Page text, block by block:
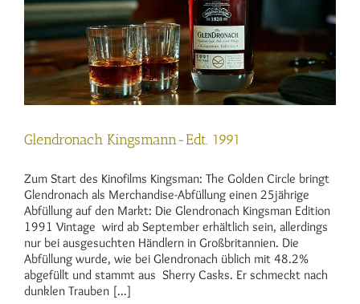
Glendronach Kingsmann-Edt. 1991
Zum Start des Kinofilms Kingsman: The Golden Circle bringt
Glendronach als Merchandise-Abfüllung einen 25jährige
Abfüllung auf den Markt: Die Glendronach Kingsman Edition
1991 Vintage wird ab September erhältlich sein, allerdings
nur bei ausgesuchten Händlern in Großbritannien. Die
Abfüllung wurde, wie bei Glendronach üblich mit 48.2%
abgefüllt und stammt aus Sherry Casks. Er schmeckt nach
dunklen Trauben [...]